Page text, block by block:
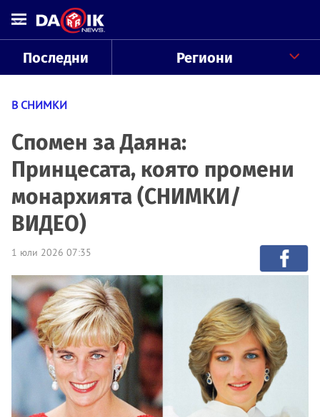
Последни Региони
В СНИМКИ
Спомен за Даяна:
Принцесата, която промени
монархията (СНИМКИ/
ВИДЕО)
1 юли 2026 07:35